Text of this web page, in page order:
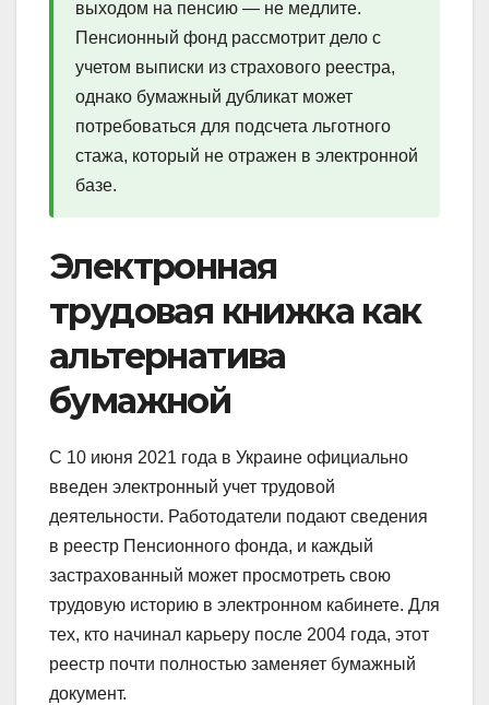
выходом на пенсию — не медлите.
Пенсионный фонд рассмотрит дело с
учетом выписки из страхового реестра,
однако бумажный дубликат может
потребоваться для подсчета льготного
стажа, который не отражен в электронной
базе.
Электронная
трудовая книжка как
альтернатива
бумажной
С 10 июня 2021 года в Украине официально
введен электронный учет трудовой
деятельности. Работодатели подают сведения
в реестр Пенсионного фонда, и каждый
застрахованный может просмотреть свою
трудовую историю в электронном кабинете. Для
тех, кто начинал карьеру после 2004 года, этот
реестр почти полностью заменяет бумажный
документ.